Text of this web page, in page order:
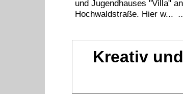
und Jugendhauses "Villa"
Hochwaldstraße. Hier w...
Kreativ